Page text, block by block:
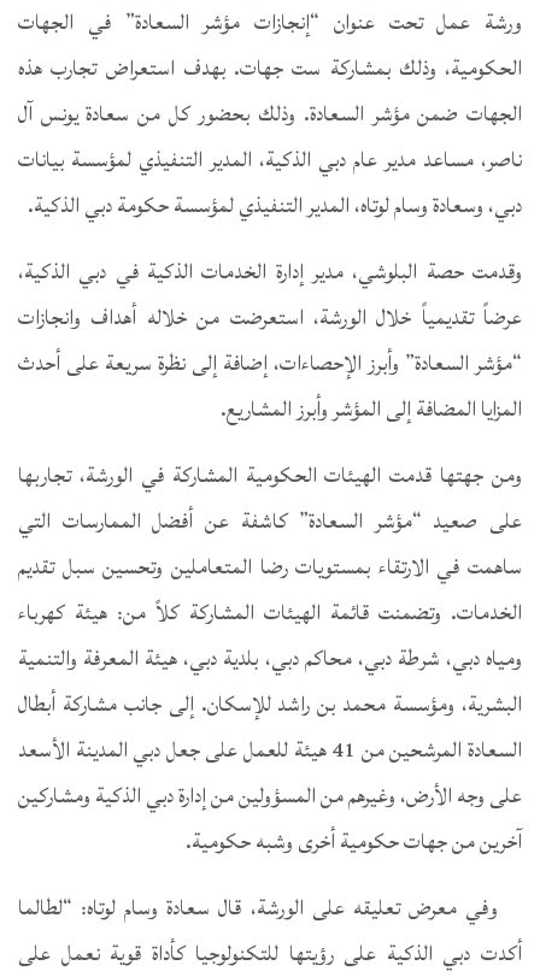
ورشة عمل تحت عنوان “إنجازات مؤشر السعادة” في الجهات
الحكومية، وذلك بمشاركة ست جهات. بهدف استعراض تجارب هذه
الجهات ضمن مؤشر السعادة. وذلك بحضور كل من سعادة يونس آل
ناصر، مساعد مدير عام دبي الذكية، المدير التنفيذي لمؤسسة بيانات
دبي، وسعادة وسام لوتاه، المدير التنفيذي لمؤسسة حكومة دبي الذكية.
وقدمت حصة البلوشي، مدير إدارة الخدمات الذكية في دبي الذكية،
عرضاً تقديمياً خلال الورشة، استعرضت من خلاله أهداف وانجازات
“مؤشر السعادة” وأبرز الإحصاءات، إضافة إلى نظرة سريعة على أحدث
المزايا المضافة إلى المؤشر وأبرز المشاريع.
ومن جهتها قدمت الهيئات الحكومية المشاركة في الورشة، تجاربها
على صعيد “مؤشر السعادة” كاشفة عن أفضل الممارسات التي
ساهمت في الارتقاء بمستويات رضا المتعاملين وتحسين سبل تقديم
الخدمات. وتضمنت قائمة الهيئات المشاركة كلاً من: هيئة كهرباء
ومياه دبي، شرطة دبي، محاكم دبي، بلدية دبي، هيئة المعرفة والتنمية
البشرية، ومؤسسة محمد بن راشد للإسكان. إلى جانب مشاركة أبطال
السعادة المرشحين من 41 هيئة للعمل على جعل دبي المدينة الأسعد
على وجه الأرض، وغيرهم من المسؤولين من إدارة دبي الذكية ومشاركين
آخرين من جهات حكومية أخرى وشبه حكومية.
وفي معرض تعليقه على الورشة، قال سعادة وسام لوتاه: “لطالما
أكدت دبي الذكية على رؤيتها للتكنولوجيا كأداة قوية نعمل على